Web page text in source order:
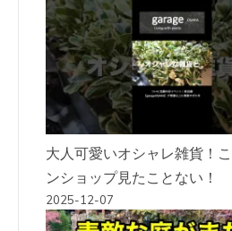
大人可愛いオシャレ雑貨！
ンショップ見たことない！
2025-12-07